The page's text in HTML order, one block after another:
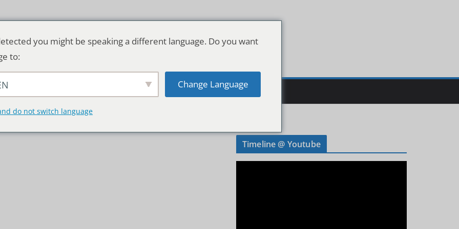
& WELT
Timeline @ Youtube
you might be speaking a different language. Do you want
to:
Change Language
do not switch language